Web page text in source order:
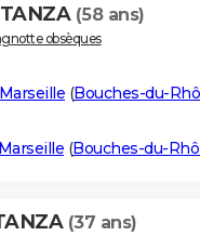
(58 ans)
obsèques
Marseille (Bouches-du-
Marseille (Bouches-du-
(37 ans)